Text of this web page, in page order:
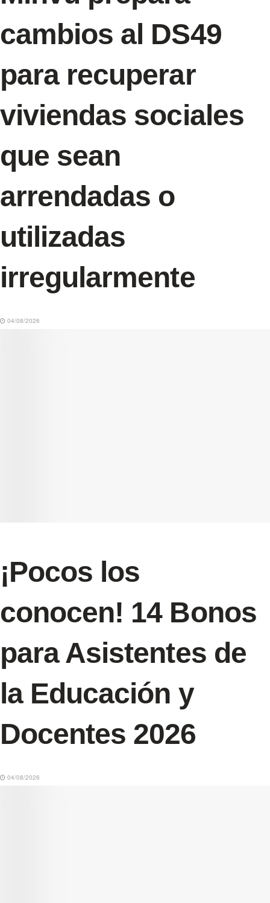
cambios al DS49
para recuperar
viviendas sociales
que sean
arrendadas o
utilizadas
irregularmente
04/08/2026
¡Pocos los
conocen! 14 Bonos
para Asistentes de
la Educación y
Docentes 2026
04/08/2026